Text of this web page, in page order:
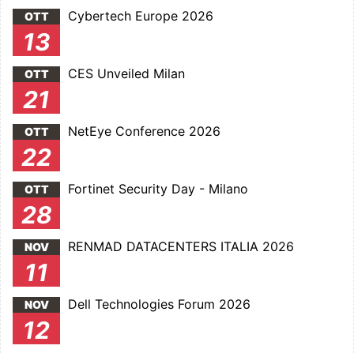
OTT
13
Cybertech Europe 2026
OTT
21
CES Unveiled Milan
OTT
22
NetEye Conference 2026
OTT
28
Fortinet Security Day - Milano
NOV
11
RENMAD DATACENTERS ITALIA 2026
NOV
12
Dell Technologies Forum 2026